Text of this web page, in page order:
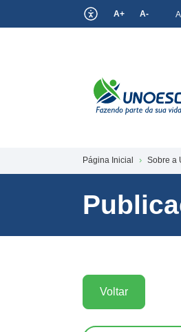
A+ A-
Página Inicial Sobre a
Voltar